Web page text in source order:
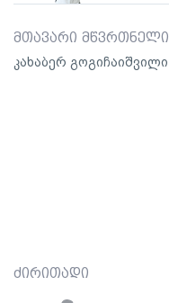
მთავარი მწვრთნელი
კახაბერ გოგიჩაიშვილი
ძირითადი